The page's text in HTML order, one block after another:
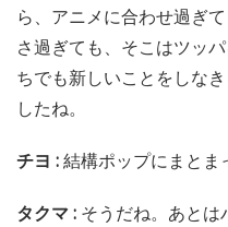
ら、アニメに合わせ過ぎ
さ過ぎても、そこはツッ
ちでも新しいことをしな
したね。
チヨ :結構ポップにまとま
タクマ : そうだね。あと